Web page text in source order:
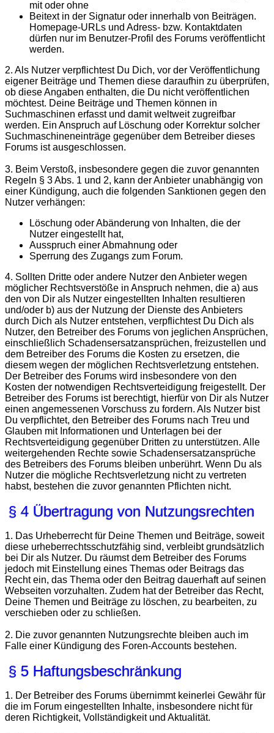
mit oder ohne
Beitext in der Signatur oder innerhalb von Beiträgen.
Homepage-URLs und Adress- bzw. Kontaktdaten
dürfen nur im Benutzer-Profil des Forums veröffentlicht
werden.
2. Als Nutzer verpflichtest Du Dich, vor der Veröffentlichung
eigener Beiträge und Themen diese daraufhin zu überprüfen,
ob diese Angaben enthalten, die Du nicht veröffentlichen
möchtest. Deine Beiträge und Themen können in
Suchmaschinen erfasst und damit weltweit zugreifbar
werden. Ein Anspruch auf Löschung oder Korrektur solcher
Suchmaschineneinträge gegenüber dem Betreiber dieses
Forums ist ausgeschlossen.
3. Beim Verstoß, insbesondere gegen die zuvor genannten
Regeln § 3 Abs. 1 und 2, kann der Anbieter unabhängig von
einer Kündigung, auch die folgenden Sanktionen gegen den
Nutzer verhängen:
Löschung oder Abänderung von Inhalten, die der
Nutzer eingestellt hat,
Ausspruch einer Abmahnung oder
Sperrung des Zugangs zum Forum.
4. Sollten Dritte oder andere Nutzer den Anbieter wegen
möglicher Rechtsverstöße in Anspruch nehmen, die a) aus
den von Dir als Nutzer eingestellten Inhalten resultieren
und/oder b) aus der Nutzung der Dienste des Anbieters
durch Dich als Nutzer entstehen, verpflichtest Du Dich als
Nutzer, den Betreiber des Forums von jeglichen Ansprüchen,
einschließlich Schadensersatzansprüchen, freizustellen und
dem Betreiber des Forums die Kosten zu ersetzen, die
diesem wegen der möglichen Rechtsverletzung entstehen.
Der Betreiber des Forums wird insbesondere von den
Kosten der notwendigen Rechtsverteidigung freigestellt. Der
Betreiber des Forums ist berechtigt, hierfür von Dir als Nutzer
einen angemessenen Vorschuss zu fordern. Als Nutzer bist
Du verpflichtet, den Betreiber des Forums nach Treu und
Glauben mit Informationen und Unterlagen bei der
Rechtsverteidigung gegenüber Dritten zu unterstützen. Alle
weitergehenden Rechte sowie Schadensersatzansprüche
des Betreibers des Forums bleiben unberührt. Wenn Du als
Nutzer die mögliche Rechtsverletzung nicht zu vertreten
habst, bestehen die zuvor genannten Pflichten nicht.
§ 4 Übertragung von Nutzungsrechten
1. Das Urheberrecht für Deine Themen und Beiträge, soweit
diese urheberrechtsschutzfähig sind, verbleibt grundsätzlich
bei Dir als Nutzer. Du räumst dem Betreiber des Forums
jedoch mit Einstellung eines Themas oder Beitrags das
Recht ein, das Thema oder den Beitrag dauerhaft auf seinen
Webseiten vorzuhalten. Zudem hat der Betreiber das Recht,
Deine Themen und Beiträge zu löschen, zu bearbeiten, zu
verschieben oder zu schließen.
2. Die zuvor genannten Nutzungsrechte bleiben auch im
Falle einer Kündigung des Foren-Accounts bestehen.
§ 5 Haftungsbeschränkung
1. Der Betreiber des Forums übernimmt keinerlei Gewähr für
die im Forum eingestellten Inhalte, insbesondere nicht für
deren Richtigkeit, Vollständigkeit und Aktualität.